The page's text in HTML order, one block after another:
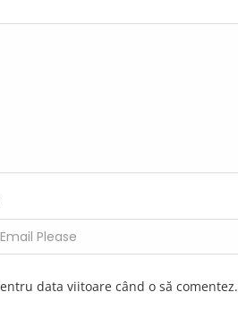
data viitoare când o să comentez.